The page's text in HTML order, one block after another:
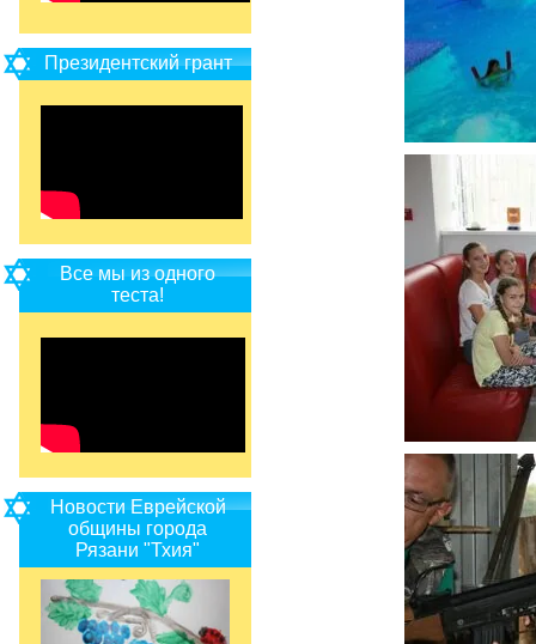
Президентский грант
Все мы из одного
теста!
Новости Еврейской
общины города
Рязани "Тхия"